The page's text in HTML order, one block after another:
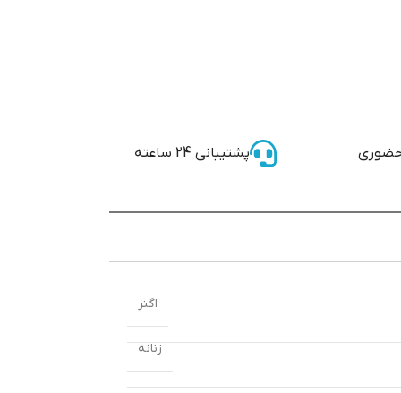
پشتیبانی 24 ساعته
زنانه
اگنر